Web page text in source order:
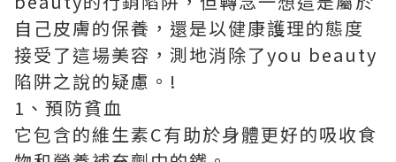
自己皮膚的保養，還是以健康護理的態度
接受了這場美容，測地消除了you beauty
陷阱之說的疑慮。!
1、預防貧血
它包含的維生素C有助於身體更好的吸收食